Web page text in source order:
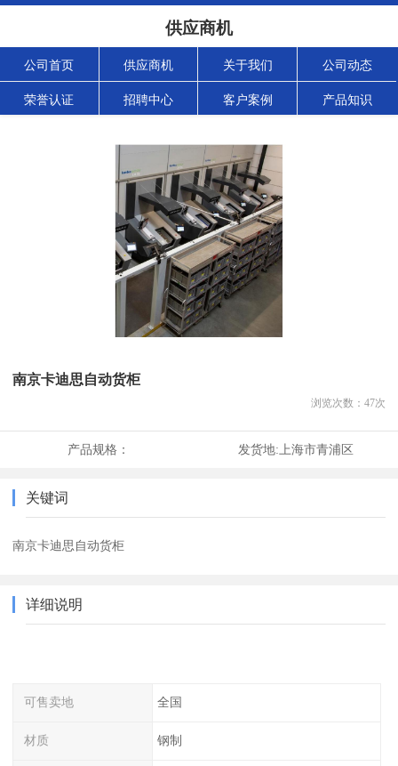
供应商机
公司首页 供应商机 关于我们 公司动态
荣誉认证 招聘中心 客户案例 产品知识
南京卡迪思自动货柜
浏览次数： 47次
产品规格： 发货地: 上海市青浦区
关键词
南京卡迪思自动货柜
详细说明
可售卖地 全国
材质 钢制